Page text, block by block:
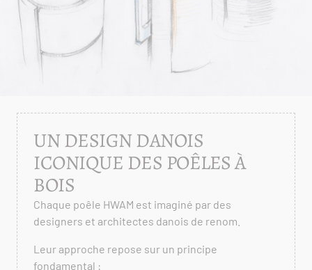
UN DESIGN DANOIS
ICONIQUE DES POÊLES À
BOIS
Chaque poêle HWAM est imaginé par des
designers et architectes danois de renom.
Leur approche repose sur un principe
fondamental :